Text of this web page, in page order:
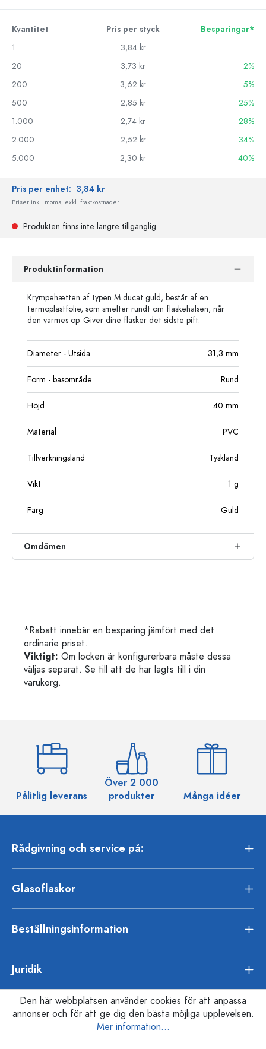
Kvantitet Pris per styck
Besparingar*
1
3,84 kr
20
3,73 kr
2%
200
3,62 kr
5%
500
2,85 kr
25%
1.000
2,74 kr
28%
2.000
2,52 kr
34%
5.000
2,30 kr 40%
Pris per enhet: 3,84 kr
Priser inkl. moms, exkl. fraktkostnader
Produkten finns inte längre tillgänglig
Produktinformation
Krympehætten af typen M ducat guld, består af en
termoplastfolie, som smelter rundt om flaskehalsen, når
den varmes op. Giver dine flasker det sidste pift.
Diameter - Utsida 31,3 mm
Form - basområde Rund
Höjd 40 mm
Material PVC
Tillverkningsland Tyskland
Vikt 1 g
Färg Guld
Omdömen
*Rabatt innebär en besparing jämfört med det
ordinarie priset.
Viktigt: Om locken är konfigurerbara måste dessa
väljas separat. Se till att de har lagts till i din
varukorg.
Pålitlig leverans
Över 2 000
produkter
Många idéer
Rådgivning och service på:
Glasoflaskor
Beställningsinformation
Juridik
Den här webbplatsen använder cookies för att anpassa
annonser och för att ge dig den bästa möjliga upplevelsen.
Mer information...